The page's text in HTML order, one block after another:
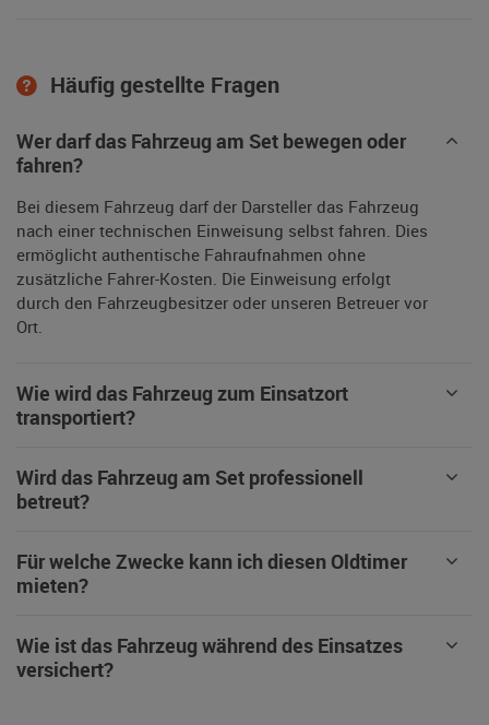
Häufig gestellte Fragen
Wer darf das Fahrzeug am Set bewegen oder
fahren?
Bei diesem Fahrzeug darf der Darsteller das Fahrzeug
nach einer technischen Einweisung selbst fahren. Dies
ermöglicht authentische Fahraufnahmen ohne
zusätzliche Fahrer-Kosten. Die Einweisung erfolgt
durch den Fahrzeugbesitzer oder unseren Betreuer vor
Ort.
Wie wird das Fahrzeug zum Einsatzort
transportiert?
Wird das Fahrzeug am Set professionell
betreut?
Für welche Zwecke kann ich diesen Oldtimer
mieten?
Wie ist das Fahrzeug während des Einsatzes
versichert?